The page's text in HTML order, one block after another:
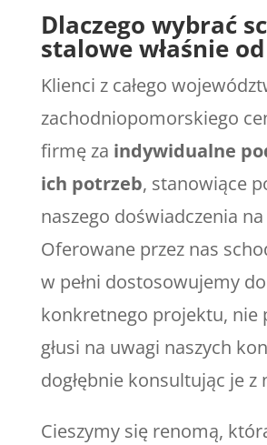
Dlaczego wybrać
stalowe właśnie
Klienci z całego
zachodniopomorskiego
firmę za indywidualne
ich potrzeb, stanowiące
naszego doświadczenia
Oferowane przez nas
w pełni dostosowujemy
konkretnego projektu, nie
głusi na uwagi naszych
dogłębnie konsultując je z
Cieszymy się renomą,